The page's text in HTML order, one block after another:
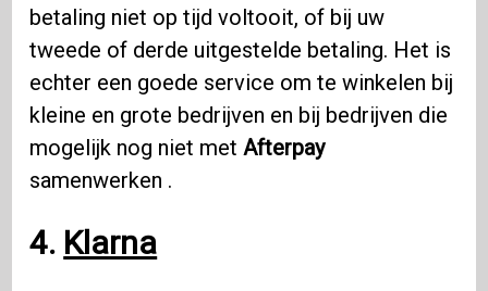
betaling niet op tijd voltooit, of bij uw
tweede of derde uitgestelde betaling. Het is
echter een goede service om te winkelen bij
kleine en grote bedrijven en bij bedrijven die
mogelijk nog niet metAfterpay
samenwerken .
4. Klarna